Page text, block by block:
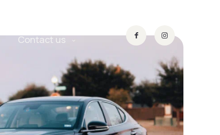
Contact us